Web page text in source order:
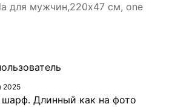
для мужчин,220х47 см, one
2025
Длинный как на фото